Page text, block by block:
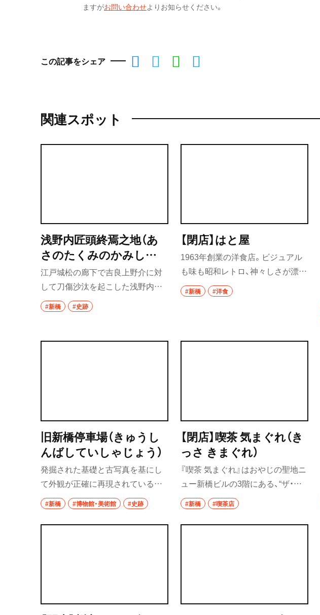
ますがお問い合わせよりお知らせください。
この記事をシェア
関連スポット
浅野内匠頭終焉之地（あ
さのたくみのかみしゅ
うえんのち）
江戸城松の廊下で吉良上野介に対
して刀傷沙汰を起こした浅野内匠
頭が切腹をした屋敷跡。一関藩（現
在の岩手県南部）・田村右京太夫の
#新橋 #史跡
【閉店】はと屋
1963年創業の洋食店。ビジュアル
も味も昭和レトロ、神々しさが漂
う。豚肉バラ生姜焼き定食は珍し
いレタス入り。ロースも旨い！
#新橋 #洋食
旧新橋停車場（きゅうし
んばしていしゃじょう）
発掘された基礎と古写真を基にし
て外観が正確に再現されている。
左右対称の2階建て、中心部は平屋
建てで、木材の骨組に石を張り付け
る「木骨石張り」という建築技法。
#新橋 #博物館・美術館 #史跡
【閉店】喫茶 気まぐれ（き
っさ きまぐれ）
『喫茶 気まぐれ』はおやじの聖地ニ
ュー新橋ビルの3階にある、“ザ・昭
和”な喫茶店。オープンは令和とい
うから驚きだ。看板メニューの焼
きめん1200円はわかめを練り込ん
#新橋 #喫茶店